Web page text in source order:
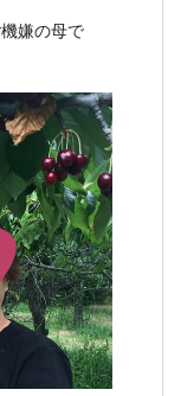
嫌の母で